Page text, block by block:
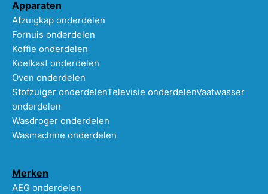
Apparaten
Afzuigkap onderdelen
Fornuis onderdelen
Koffie onderdelen
Koelkast onderdelen
Oven onderdelen
Stofzuiger onderdelenTelevisie onderdelenVaatwasser
onderdelen
Wasdroger onderdelen
Wasmachine onderdelen
Merken
AEG onderdelen